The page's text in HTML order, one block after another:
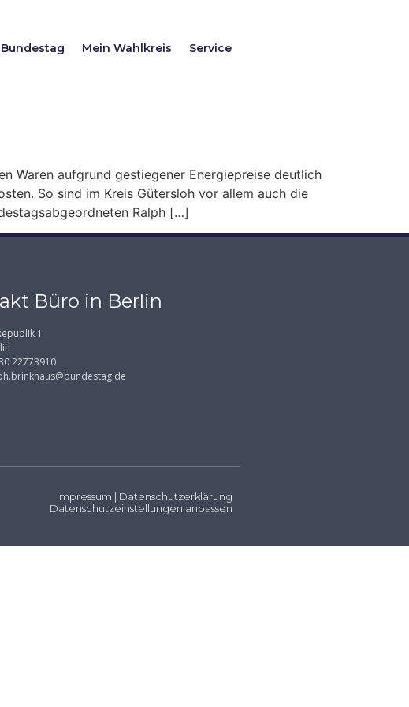
Mein Wahlkreis Service
Waren aufgrund gestiegener Energiepreise deutlich
So sind im Kreis Gütersloh vor allem auch die
Ralph […]
Büro in Berlin
1
22773910
Impressum | Datenschutzerklärung
Datenschutzeinstellungen anpassen